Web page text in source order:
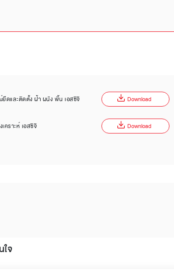
ดและติดตั้ง ฝ้า ผนัง พื้น เอสซีจี Download
คราะห์ เอสซีจี Download
จ